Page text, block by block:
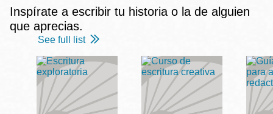
Inspírate a escribir tu historia o la de alguien
que aprecias.
See full list